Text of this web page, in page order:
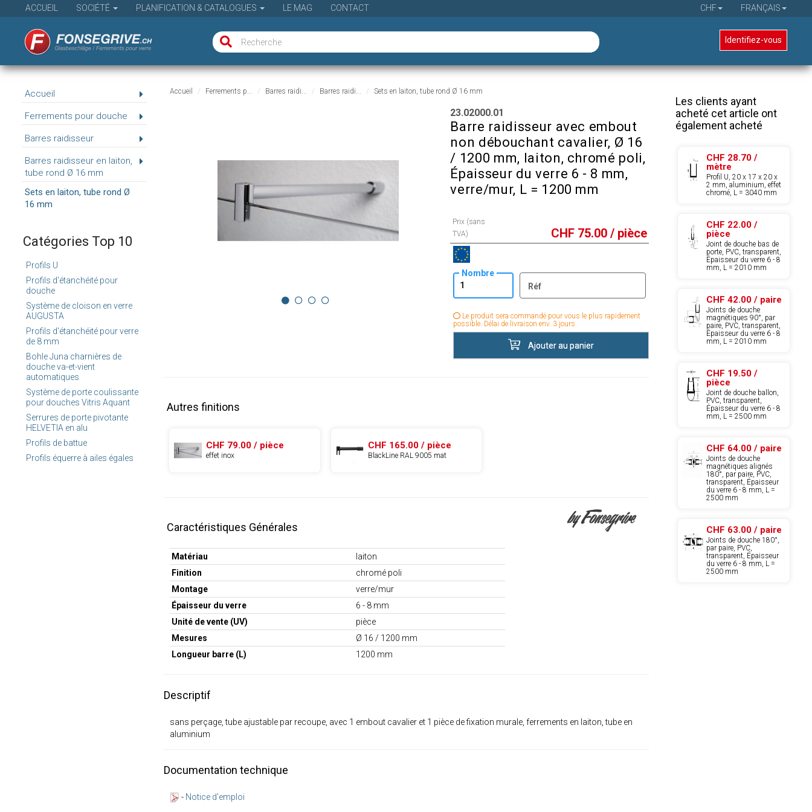
ACCUEIL SOCIÉTÉ PLANIFICATION & CATALOGUES LE MAG CONTACT CHF FRANÇAIS
Identifiez-vous
Accueil
Ferrements pour douche
Barres raidisseur
Barres raidisseur en laiton,
tube rond Ø 16 mm
Sets en laiton, tube rond Ø
16 mm
Catégories Top 10
Profils U
Profils d'étanchéité pour
douche
Système de cloison en verre
AUGUSTA
Profils d'étanchéité pour verre
de 8 mm
Bohle Juna charnières de
douche va-et-vient
automatiques
Système de porte coulissante
pour douches Vitris Aquant
Serrures de porte pivotante
HELVETIA en alu
Profils de battue
Profils équerre à ailes égales
Accueil Ferrements p... Barres raidi... Barres raidi... Sets en laiton, tube rond Ø 16 mm
23.02000.01
Barre raidisseur avec embout
non débouchant cavalier, Ø 16
/ 1200 mm, laiton, chromé poli,
Épaisseur du verre 6 - 8 mm,
verre/mur, L = 1200 mm
Prix (sans
TVA)
CHF 75.00 / pièce
Nombre
Réf
Le produit sera commandé pour vous le plus rapidement
possible. Délai de livraison env. 3 jours.
Ajouter au panier
Autres finitions
CHF 79.00 / pièce
effet inox
CHF 165.00 / pièce
BlackLine RAL 9005 mat
Caractéristiques Générales
Matériau
laiton
Finition
chromé poli
Montage
verre/mur
Épaisseur du verre
6 - 8 mm
Unité de vente (UV)
pièce
Mesures
Ø 16 / 1200 mm
Longueur barre (L)
1200 mm
Descriptif
sans perçage, tube ajustable par recoupe, avec 1 embout cavalier et 1 pièce de fixation murale, ferrements en laiton, tube en
aluminium
Documentation technique
- Notice d'emploi
Les clients ayant
acheté cet article ont
également acheté
CHF 28.70 /
mètre
Profil U, 20 x 17 x 20 x
2 mm, aluminium, effet
chromé, L = 3040 mm
CHF 22.00 /
pièce
Joint de douche bas de
porte, PVC, transparent,
Épaisseur du verre 6 - 8
mm, L = 2010 mm
CHF 42.00 / paire
Joints de douche
magnétiques 90°, par
paire, PVC, transparent,
Épaisseur du verre 6 - 8
mm, L = 2010 mm
CHF 19.50 /
pièce
Joint de douche ballon,
PVC, transparent,
Épaisseur du verre 6 - 8
mm, L = 2500 mm
CHF 64.00 / paire
Joints de douche
magnétiques alignés
180°, par paire, PVC,
transparent, Épaisseur
du verre 6 - 8 mm, L =
2500 mm
CHF 63.00 / paire
Joints de douche 180°,
par paire, PVC,
transparent, Épaisseur
du verre 6 - 8 mm, L =
2500 mm